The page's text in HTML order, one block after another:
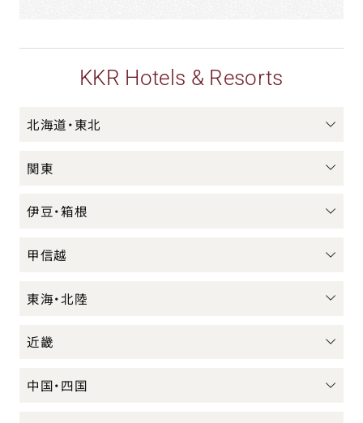
KKR Hotels & Resorts
北海道・東北
関東
伊豆・箱根
甲信越
東海・北陸
近畿
中国・四国